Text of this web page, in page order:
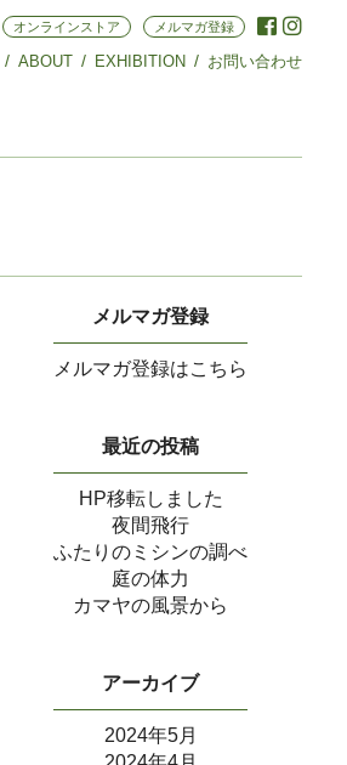
ABOUT EXHIBITION お問い合わせ
オンラインストア メルマガ登録
メルマガ登録
メルマガ登録はこちら
最近の投稿
HP移転しました
夜間飛行
ふたりのミシンの調べ
庭の体力
カマヤの風景から
アーカイブ
2024年5月